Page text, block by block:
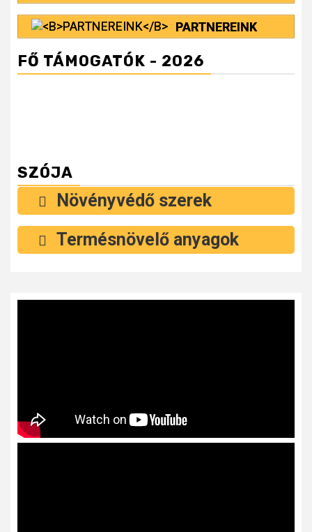
PARTNEREINK
FŐ TÁMOGATÓK - 2026
SZÓJA
Növényvédő szerek
Termésnövelő anyagok